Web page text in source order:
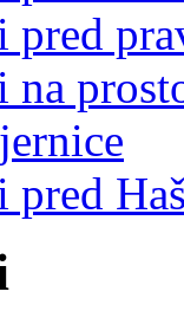
pred
na
pred